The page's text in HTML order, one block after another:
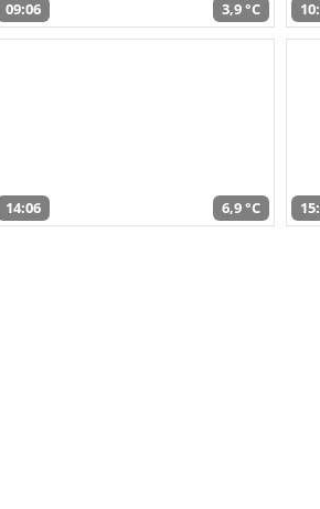
09:06 3,9 °C
14:06 6,9 °C